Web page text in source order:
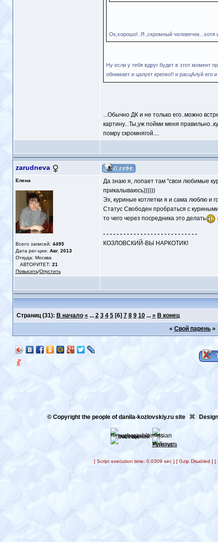
Ок,хорошо!..Я ,скромный человечек...хотя
Ну если у тебя вдруг будет в этот момент
обнимает и цалует крепко!! и расцАлуй его
...Обычно ДК и не только его..можно
картину...Ты,уж пойми меня
помру скромнягой....
zarudneva
Елена
Всего записей: 4495
Дата рег-ции: Авг. 2013
Откуда: Москва
АВТОРИТЕТ: 21
Повысить/Опустить
Да знаю я, лопает там "свои любимые
прикалываюсь))))))
Эх, куриные котлетки я и сама люблю и
Статус Свободен пробраться с
то чего через посредника это делать
- - - - - - - - - - - - - - - - - - - - - - - - - - - -
КОЗЛОВСКИЙ-ВЫ НАРКОТИК!
Страниц(31): В начало « ... 2 3 4 5[6] 7 8 9 10... » В конец
« Свой парень»
© Copyright the people of danila-kozlovskiy.ru site
[ Script execution time: 0.0309 sec ] [ Gzip Disabled ] [